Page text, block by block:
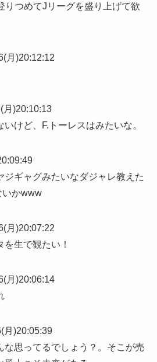
りつめてJリーグを盛り上げて欲
月)20:12:12
月)20:10:13
けど、F.トーレスはみたいな。
ジギャグみたいなダジャレ教えた
いかwww
月)20:07:22
を生で観たい！
月)20:06:14
月)20:05:39
な思ってるでしょう？。そこが売